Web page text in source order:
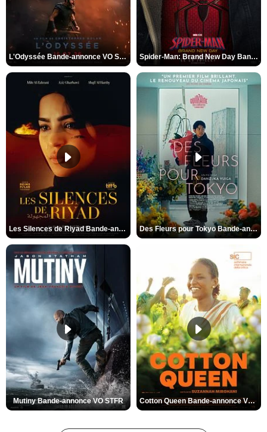
L'Odyssée Bande-annonce VO STFR Spider-Man: Brand New Day Bande-annonce VO STFR
Les Silences de Riyad Bande-annonce VO STFR Des Fleurs pour Tokyo Bande-annonce VO STFR
Mutiny Bande-annonce VO STFR Cotton Queen Bande-annonce VO STFR